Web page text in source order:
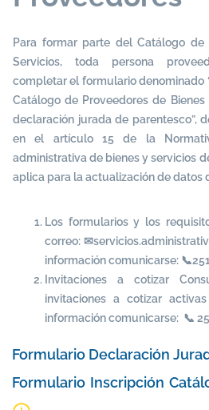
Para formar parte del Catálogo de
Servicios, toda persona
completar el formulario denominado
Catálogo de Proveedores de Bienes
declaración jurada de parentesco”,
en el artículo 15 de la
administrativa de bienes y servicios
aplica para la actualización de datos
Los formularios y los
correo:
información comunicarse:
Invitaciones a cotizar
invitaciones a cotizar
información comunicarse: 📞
Formulario Declaración
Formulario Inscripción